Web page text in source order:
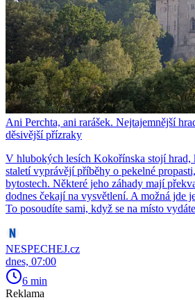
Ani Perchta, ani rarášek. Nejtajemnější
děsivější přízraky
V hlubokých lesích Kokořínska stojí hrad,
staletí vyprávějí příběhy o pekelné
bytostech. Některé jeho záhady mají
dodnes čekají na vysvětlení. A možná jde
To posoudíte sami, když se na místo
NESPECHEJ.cz
dnes, 07:00
6 min
Reklama